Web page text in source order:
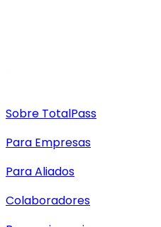
Sobre TotalPass
Para Empresas
Para Aliados
Colaboradores